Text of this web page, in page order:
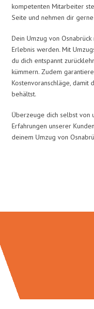
kompetenten Mitarbeiter
Seite und nehmen dir
Dein Umzug von
Erlebnis werden. Mit
du dich entspannt
kümmern. Zudem
Kostenvoranschläge, damit
behältst.
Überzeuge dich selbst von
Erfahrungen unserer
deinem Umzug von